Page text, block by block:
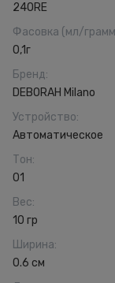
24ORE
Фасовка (мл/
0,1г
Бренд:
DEBORAH Milano
Устройство:
Автоматическое
Тон:
01
Вес:
10 гр
Ширина:
0.6 см